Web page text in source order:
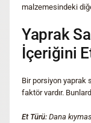
malzemesindeki
Yaprak
İçeriğini
Bir porsiyon yaprak
faktör vardır.
Et Türü: Dana